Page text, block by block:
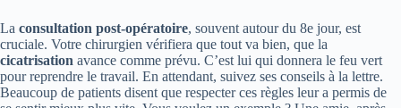
La consultation post-opératoire, souvent autour du 8e jour, est
cruciale. Votre chirurgien vérifiera que tout va bien, que la
cicatrisation avance comme prévu. C’est lui qui donnera le feu vert
pour reprendre le travail. En attendant, suivez ses conseils à la lettre.
Beaucoup de patients disent que respecter ces règles leur a permis de